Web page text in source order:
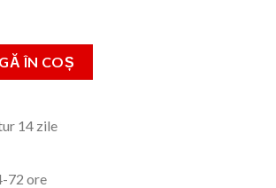
125lei.
Bol HAUSBERG HB-3551RS, 7 viteze, putere
ÎN COȘ
14 zile
72 ore